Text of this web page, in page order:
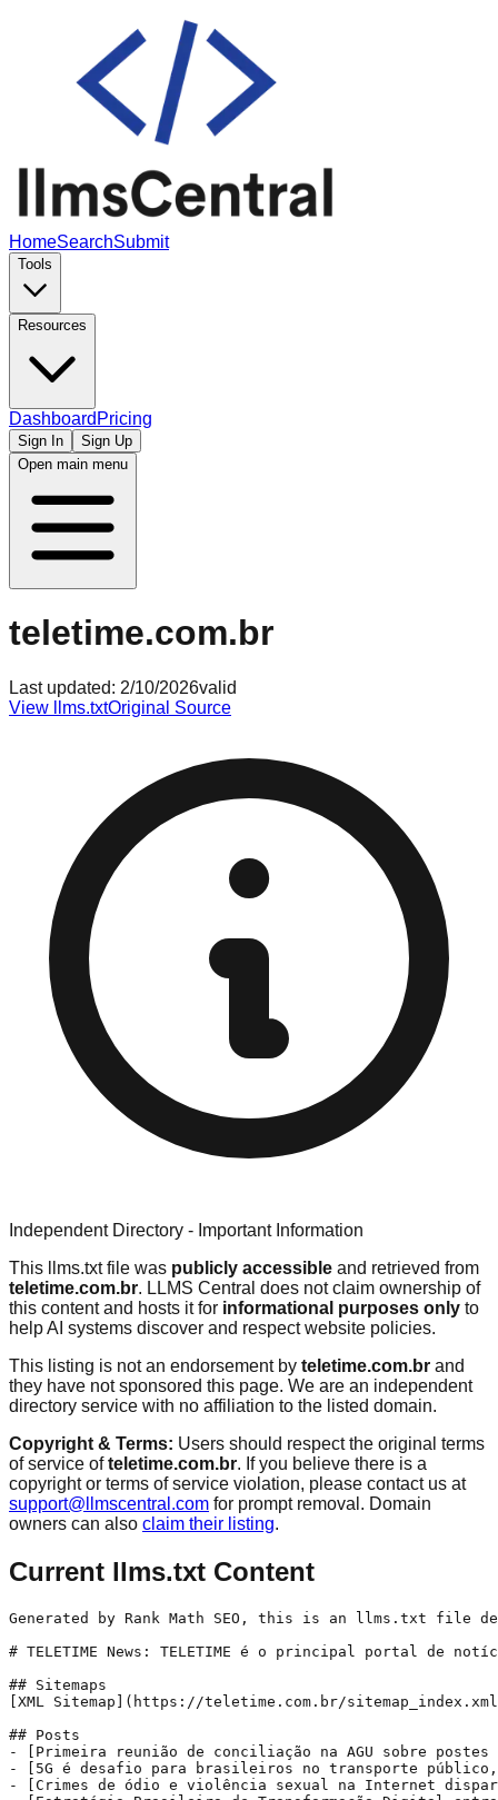
HomeSearchSubmit
Tools
Resources
Dashboard Pricing
Sign In
Sign Up
Open main menu
teletime.com.br
Last updated: 2/10/2026valid
View llms.txtOriginal Source
Independent Directory - Important Information
This llms.txt file was publicly accessible and retrieved from
teletime.com.br. LLMS Central does not claim ownership of
this content and hosts it for informational purposes only to
help AI systems discover and respect website policies.
This listing is not an endorsement by teletime.com.br and
they have not sponsored this page. We are an independent
directory service with no affiliation to the listed domain.
Copyright & Terms: Users should respect the original terms
of service ofteletime.com.br. If you believe there is a
copyright or terms of service violation, please contact us at
support@llmscentral.com for prompt removal. Domain
owners can also claim their listing.
Current llms.txt Content
Generated by Rank Math SEO, this is an llms.txt file designed to help LLMs better understand and index this website.

# TELETIME News: TELETIME é o principal portal de notícias especializadas no setor de telecomunicações, Internet, satélites e serviços móveis do Brasil

## Sitemaps
[XML Sitemap](https://teletime.com.br/sitemap_index.xml): Includes all crawlable and indexable pages.

## Posts
- [Primeira reunião de conciliação na AGU sobre postes evolui com exposição de posições](https://teletime.com.br/10/02/2026/primeira-reuniao-de-conciliacao-na-agu-sobre-postes-evolui-com-exposicao-de-posicoes/): Posição da Agência Nacional de Telecomunicações contou com manifestações de apoio do Ministério das Comunicações e do Ministério de Minas e Energia. Nova reunião deve acontecer após o Carnaval para tentar destravar impasse jurídico no regulamento de postes
- [5G é desafio para brasileiros no transporte público, aponta Ericsson](https://teletime.com.br/10/02/2026/5g-e-desafio-para-brasileiros-no-transporte-publico-aponta-ericsson/): Estudo da Ericsson aponta metrôs, instalações de transporte público e aeroportos como desafios de conectividade para brasileiros; planos 5G diferenciados podem atender à demanda por desempenho de rede garantido, afirma fornecedora de tecnologia para redes
- [Crimes de ódio e violência sexual na Internet disparam no Brasil em 2025](https://teletime.com.br/10/02/2026/crimes-internet-disparam-brasil-2025/): De acordo com dados da SaferNet Brasil, os crimes de ódio na Internet registrados no canal de denúncias da organização aumentaram 54% no último ano, enquanto os casos de misoginia tiveram alta de 224,9%
- [Estratégia Brasileira de Transformação Digital entra em consulta pública](https://teletime.com.br/10/02/2026/estrategia-brasileira-de-transformacao-digital-entra-em-consulta-publica/): O governo federal iniciou tomada de subsídios para elaborar a Estratégia Brasileira de Transformação Digital (E-Digital). A iniciativa quer ouvir sociedade civil, empresas, academia e gestores públicos sobre diretrizes que vão guiar o desenvolvimento digital do País de 2026 a 2031
- [Veja no Boletim TELETIME: credores da Oi e as ações na V.tal](https://teletime.com.br/10/02/2026/veja-no-boletim-teletime-credores-da-oi-e-as-acoes-na-v-tal/): Confira no Boletim TELETIME as principais notícias do mercado de telecomunicações, na visão de Samuel Possebon, do TELETIME
- [Credores questionam venda de ações da Oi na V.tal e querem usar créditos na compra](https://teletime.com.br/09/02/2026/credores-da-oi-questionam-processo-de-venda-de-fatia-na-v-tal/): Reunindo credores que participaram do Novo Financiamento da Oi, UMB Bank afirma que processo de alienação da UPI V.tal está sendo estruturado de modo a não ser competitivo e, eventualmente, privilegiar apenas um ou poucos proponentes. Grupo também revela interesse em proposta com pagamento através de dação de créditos, algo que enfrenta resistências
- [Novo parecer reforça posição da PFE/Anatel sobre cessão de postes](https://teletime.com.br/09/02/2026/anatel-deve-manter-obrigatoriedade-da-cessao-de-postes-pelas-eletricas/): AgÊncias terão primeira reunião de conciliação na Anatel nesta terça para chegar a um entendimento sobre como o Decreto 12.068/2024 deve ser interpretado
- [Justiça nega pedido do UMB Bank e mantém assembleia da V.tal](https://teletime.com.br/09/02/2026/justica-nega-pedido-do-umb-bank-e-mantem-assembleia-da-v-tal/): Grupo que representa parte dos credores da Oi queria suspender Assembleia Geral Extraordinária (AGE) da V.tal que vai avaliar aumento de capital na operadora de infraestrutura. Procedimento segue marcado para esta terça-feira, 10
- [Medida Provisória que transforma ANPD em agência é aprovada na Câmara](https://teletime.com.br/09/02/2026/546905/): Matéria não sofreu alterações e segue agora para o Senado. MP também muda a lei que criou o Conselho Federal Gestor do Fundo de Defesa de Direitos Difusos (CFDD) para gerir os recursos desse fundo
- [STF marca julgamento de ações de ICMS mais elevado sobre telecom](https://teletime.com.br/09/02/2026/stf-marca-julgamento-de-acoes-de-icms-mais-elevado-sobre-telecom/): Supremo Tribunal Federal (STF) agendou para o mesmo dia os julgamentos de processos que tratam da cobrança majorada de ICMS no Rio de Janeiro e na Paraíba; ações de outros estados, contudo, não estão na pauta
- [Conselho de Comunicação Social tem nova presidência e agenda focada em IA e eleições](https://teletime.com.br/09/02/2026/conselho-de-comunicacao-social-2026/): Esta é a primeira vez que o Conselho de Comunicação Social é